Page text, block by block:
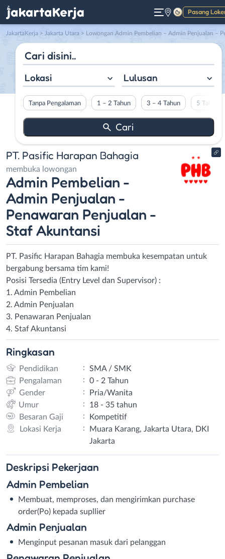
Pasang
Gelap
JakartaKerja > Jakarta Utara > Lowongan Admin Pembelian – Admin Penjualan – Penawaran Penjualan – Staf Akuntansi di PT. Pasific Harapan
Lokasi Lulusan
Tanpa Pengalaman 1 – 2 Tahun 3 – 4 Tahun 5 Tahun
PT. Pasific Harapan Bahagia
membuka lowongan
Admin Pembelian -
Admin Penjualan -
Penawaran Penjualan -
Staf Akuntansi
PT. Pasific Harapan Bahagia membuka kesempatan untuk
bergabung bersama tim kami!
Posisi Tersedia (Entry Level dan Supervisor) :
1. Admin Pembelian
2. Admin Penjualan
3. Penawaran Penjualan
4. Staf Akuntansi
Ringkasan
Pendidikan :
SMA / SMK
Pengalaman
:
0 - 2 Tahun
Gender
:
Pria/Wanita
Umur
:
18 - 35 tahun
Besaran Gaji
:
Kompetitif
Lokasi Kerja
:
Muara Karang, Jakarta Utara, DKI
Jakarta
Deskripsi Pekerjaan
Admin Pembelian
Membuat, memproses, dan mengirimkan purchase
order(Po) kepada supllier
Admin Penjualan
Menginput pesanan masuk dari pelanggan